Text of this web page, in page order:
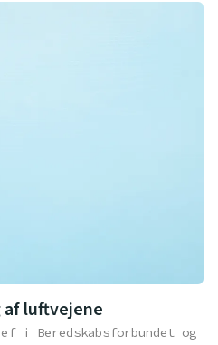
luftvejene
i Beredskabsforbundet og